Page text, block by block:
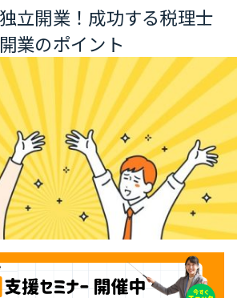
立開業！成功する税理士
業のポイント